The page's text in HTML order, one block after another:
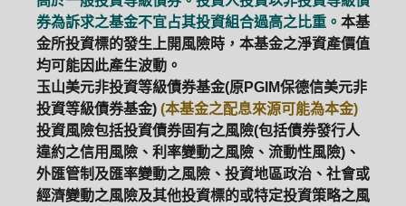
券為訴求之基金不宜占其投資組合過高之比重。 本基
金所投資標的發生上開風險時，本基金之淨資產價值
均可能因此產生波動。
玉山美元非投資等級債券基金(原PGIM保德信美元非
投資等級債券基金) (本基金之配息來源可能為本金)
投資風險包括投資債券固有之風險(包括債券發行人
違約之信用風險、利率變動之風險、流動性風險)、
外匯管制及匯率變動之風險、投資地區政治、社會或
經濟變動之風險及其他投資標的或特定投資策略之風